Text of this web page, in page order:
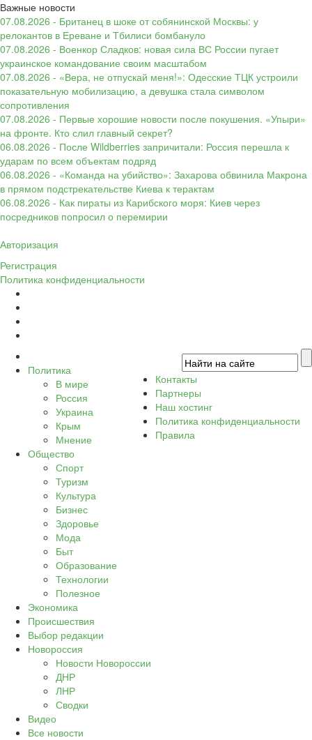
Важные новости
07.08.2026 - Британец в шоке от собянинской Москвы: у
релокантов в Ереване и Тбилиси бомбануло
07.08.2026 - Военкор Сладков: новая сила ВС России пугает
украинское командование своим масштабом
07.08.2026 - «Вера, не отпускай меня!»: Одесские ТЦК устроили
показательную мобилизацию, а девушка стала символом
сопротивления
07.08.2026 - Первые хорошие новости после покушения. «Упыри»
на фронте. Кто слил главный секрет?
06.08.2026 - После Wildberries запричитали: Россия перешла к
ударам по всем объектам подряд
06.08.2026 - «Команда на убийство»: Захарова обвинила Макрона
в прямом подстрекательстве Киева к терактам
06.08.2026 - Как пираты из Карибского моря: Киев через
посредников попросил о перемирии
Авторизация
Регистрация
Политика конфиденциальности
Политика
В мире
Россия
Украина
Крым
Мнение
Общество
Спорт
Туризм
Культура
Бизнес
Здоровье
Мода
Быт
Образование
Технологии
Полезное
Экономика
Происшествия
Выбор редакции
Новороссия
Новости Новороссии
ДНР
ЛНР
Сводки
Видео
Все новости
Контакты
Партнеры
Наш хостинг
Политика конфиденциальности
Правила